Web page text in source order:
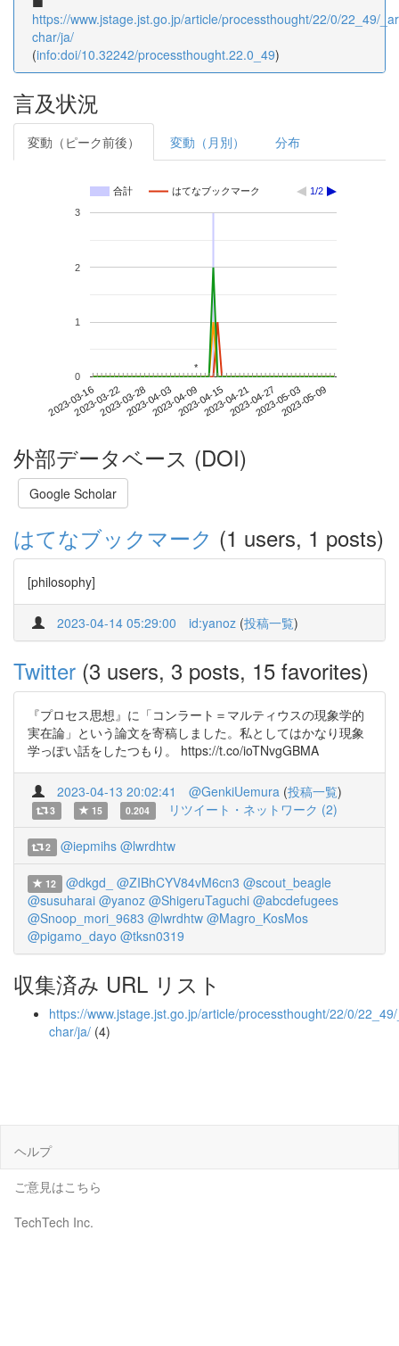
https://www.jstage.jst.go.jp/article/processthought/22/0/22_49/
char/ja/
(info:doi/10.32242/processthought.22.0_49)
言及状況
変動（ピーク前後） 変動（月別） 分布
合計 はてなブックマーク 1/2
2023-03-162023-03-222023-03-282023-04-032023-04-092023-04-152023-04-212023-04-272023-05-032023-05-09
0
1
2
3
**
外部データベース (DOI)
Google Scholar
はてなブックマーク (1 users, 1 posts)
[philosophy]
2023-04-14 05:29:00 id:yanoz (投稿一覧)
Twitter (3 users, 3 posts, 15 favorites)
『プロセス思想』に「コンラート＝マルティウスの現象学的
実在論」という論文を寄稿しました。私としてはかなり現象
学っぽい話をしたつもり。 https://t.co/ioTNvgGBMA
2023-04-13 20:02:41 @GenkiUemura (投稿一覧)
3 15 0.204 リツイート・ネットワーク (2)
2 @iepmihs @lwrdhtw
12 @dkgd_ @ZIBhCYV84vM6cn3 @scout_beagle
@susuharai @yanoz @ShigeruTaguchi @abcdefugees
@Snoop_mori_9683 @lwrdhtw @Magro_KosMos
@pigamo_dayo @tksn0319
収集済み URL リスト
https://www.jstage.jst.go.jp/article/processthought/22/0/
char/ja/ (4)
ヘルプ
ご意見はこちら
TechTech Inc.